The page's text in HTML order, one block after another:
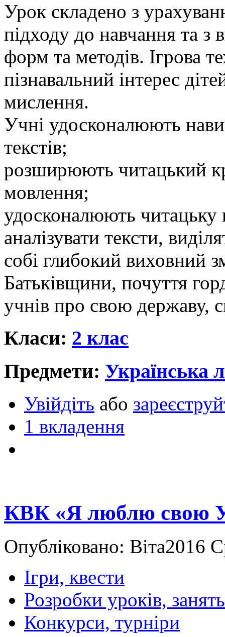
Урок складено з
підходу до навчання та з
форм та методів. Ігрова
пізнавальний інтерес
мислення.
Учні удосконалюють
текстів;
розширюють читацький
мовлення;
удосконалюють читацьку
аналізувати тексти,
собі глибокий виховний
Батьківщини, почуття
учнів про свою державу,
Класи: 2 клас
Предмети: Українська
Увійдіть або
1 вкладення
КВК «Я люблю свою
Опубліковано: Віта2016
Ігри, квести
Розробки уроків, занять
Конкурси, турніри